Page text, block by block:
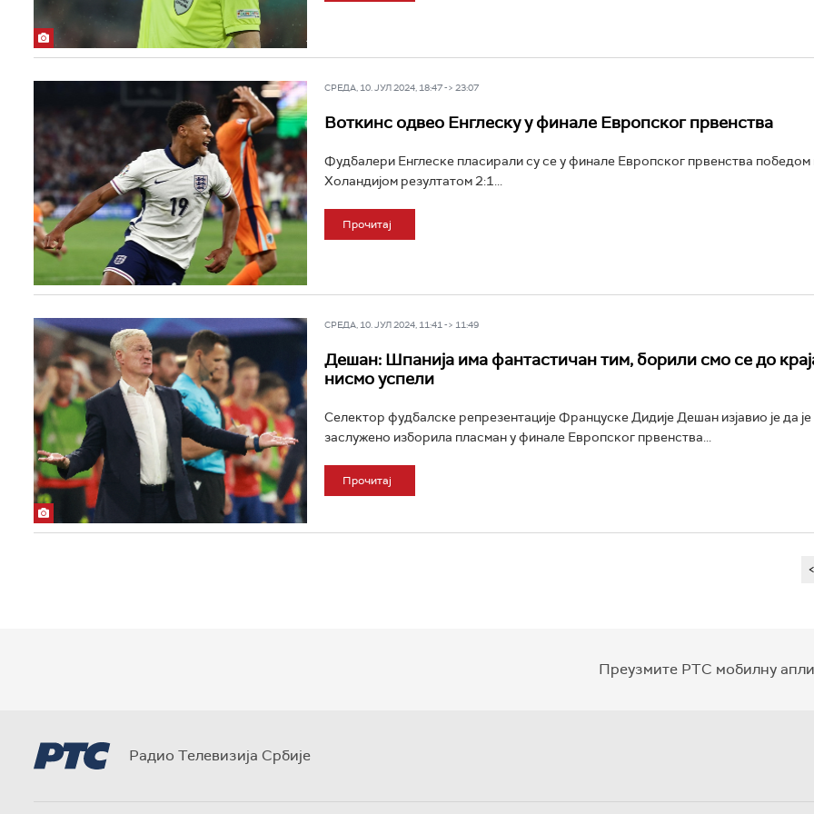
СРЕДА, 10. ЈУЛ 2024, 18:47 -> 23:07
Воткинс одвео Енглеску у финале Европског првенства
Фудбалери Енглеске пласирали су се у финале Европског првенства победом
Холандијом резултатом 2:1...
Прочитај
СРЕДА, 10. ЈУЛ 2024, 11:41 -> 11:49
Дешан: Шпанија има фантастичан тим, борили смо се до
нисмо успели
Селектор фудбалске репрезентације Француске Дидије Дешан изјавио је да
заслужено изборила пласман у финале Европског првенства...
Прочитај
Преузмите РТС мобилну
Радио Телевизија Србије